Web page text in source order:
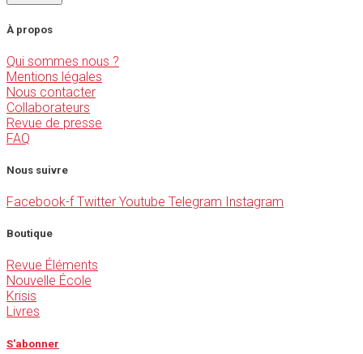
À propos
Qui sommes nous ?
Mentions légales
Nous contacter
Collaborateurs
Revue de presse
FAQ
Nous suivre
Facebook-f Twitter Youtube Telegram Instagram
Boutique
Revue Éléments
Nouvelle École
Krisis
Livres
S'abonner